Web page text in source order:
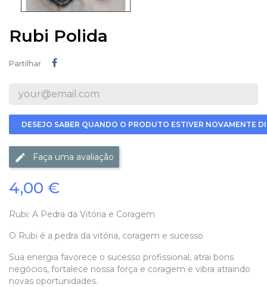
Rubi Polida
Partilhar
DESEJO SABER QUANDO O PRODUTO ESTIVER NOVAMENTE
Faça uma avaliação
4,00 €
Rubi: A Pedra da Vitória e Coragem
O Rubi é a pedra da vitória, coragem e sucesso
Sua energia favorece o sucesso profissional, atrai bons
negócios, fortalece nossa força e coragem e vibra atraindo
novas oportunidades.